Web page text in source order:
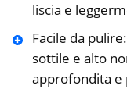
liscia e
Facile da
sottile e alto
approfondita e